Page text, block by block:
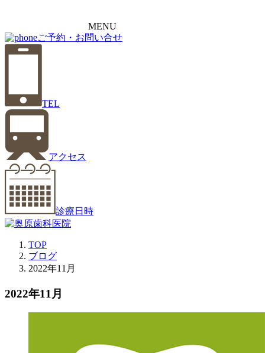
MENU
ご予約・お問い合せ
TEL
アクセス
診療日時
TOP
ブログ
2022年11月
2022年11月